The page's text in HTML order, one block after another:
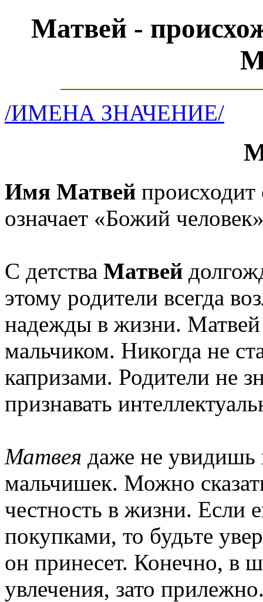
Матвей -
/ИМЕНА ЗНАЧЕНИЕ/
Имя Матвей
означает «Божий
С детства Матвей
этому родители всегда
надежды в жизни.
мальчиком. Никогда не
капризами. Родители не
признавать
Матвея даже не увидишь
мальчишек. Можно
честность в жизни. Если
покупками, то будьте
он принесет. Конечно, в
увлечения, зато